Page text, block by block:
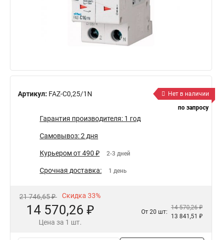
Артикул: FAZ-C0,25/1N
Нет в наличии
по запросу
Гарантия производителя: 1 год
Самовывоз: 2 дня
Курьером от 490 ₽ 2-3 дней
Срочная доставка: 1 день
21 746,65 ₽ Скидка 33%
14 570,26 ₽
Цена за 1 шт.
От 20 шт:
14 570,26 ₽
13 841,51 ₽